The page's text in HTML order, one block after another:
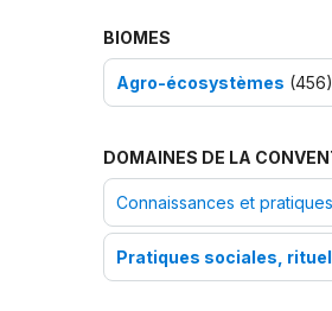
BIOMES
Agro-écosystèmes (456)
DOMAINES DE LA
Connaissances et
Pratiques sociales,